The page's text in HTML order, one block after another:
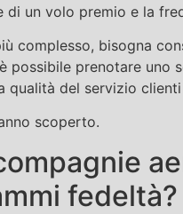
di un volo premio e la
complesso, bisogna
possibile prenotare uno
qualità del servizio
scoperto.
fedeltà?